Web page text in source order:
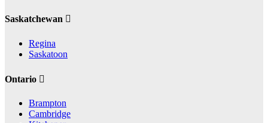
Saskatchewan
Regina
Saskatoon
Ontario
Brampton
Cambridge